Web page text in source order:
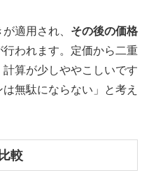
適用され、 その後の価格
われます。定価から二重
算が少しややこしいです
無駄にならない」と考え
較